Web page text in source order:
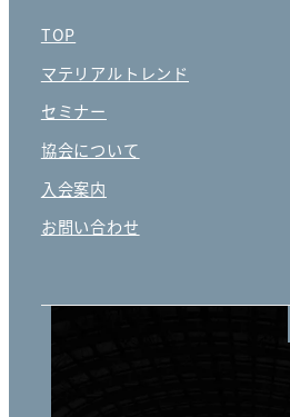
TOP
マテリアルトレンド
セミナー
協会について
入会案内
お問い合わせ